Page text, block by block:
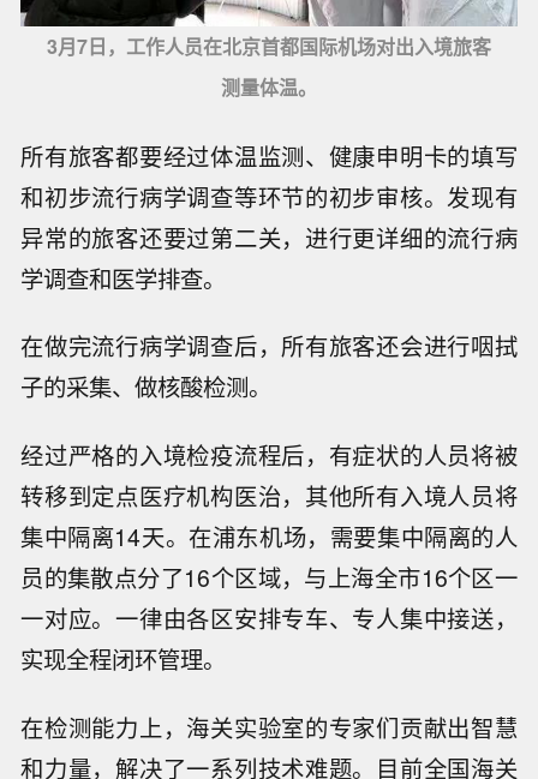
3月7日，工作人员在北京首都国际机场对出入境旅客
测量体温。
所有旅客都要经过体温监测、健康申明卡的填写
和初步流行病学调查等环节的初步审核。发现有
异常的旅客还要过第二关，进行更详细的流行病
学调查和医学排查。
在做完流行病学调查后，所有旅客还会进行咽拭
子的采集、做核酸检测。
经过严格的入境检疫流程后，有症状的人员将被
转移到定点医疗机构医治，其他所有入境人员将
集中隔离14天。在浦东机场，需要集中隔离的人
员的集散点分了16个区域，与上海全市16个区一
一对应。一律由各区安排专车、专人集中接送，
实现全程闭环管理。
在检测能力上，海关实验室的专家们贡献出智慧
和力量，解决了一系列技术难题。目前全国海关